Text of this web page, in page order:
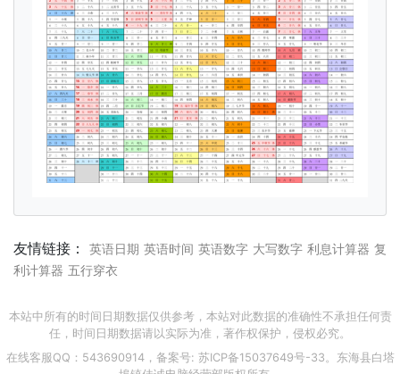
友情链接： 英语日期 英语时间 英语数字 大写数字 利息计算器 复
利计算器 五行穿衣
本站中所有的时间日期数据仅供参考，本站对此数据的准确性不承担任何责
任，时间日期数据请以实际为准，著作权保护，侵权必究。
在线客服QQ：543690914，备案号: 苏ICP备15037649号-33。东海县白塔